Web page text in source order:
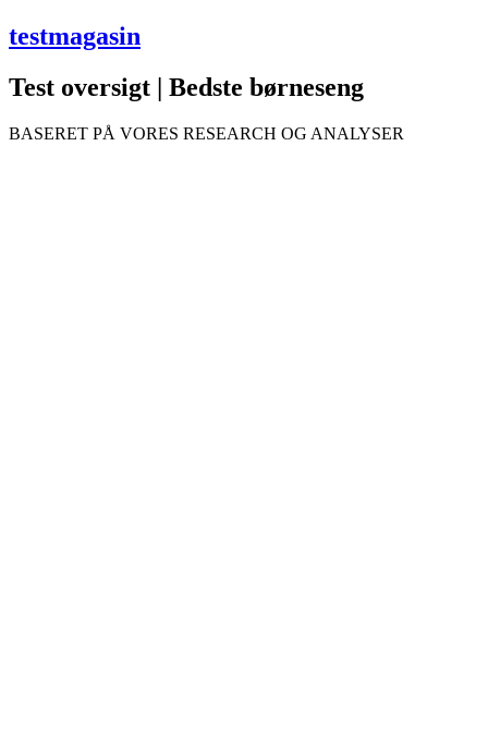
testmagasin
Test oversigt | Bedste børneseng
BASERET PÅ VORES RESEARCH OG ANALYSER